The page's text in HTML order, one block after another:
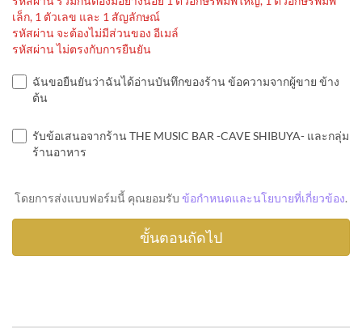
เล็ก, 1 ตัวเลข และ 1 สัญลักษณ์
รหัสผ่าน จะต้องไม่มีส่วนของ อีเมล์
รหัสผ่าน ไม่ตรงกับการยืนยัน
ฉันขอยืนยันว่าฉันได้อ่านบันทึกของร้าน ข้อความจากผู้ขาย ข้าง
ต้น
รับข้อเสนอจากร้าน THE MUSIC BAR -CAVE SHIBUYA- และกลุ่ม
ร้านอาหาร
โดยการส่งแบบฟอร์มนี้ คุณยอมรับ ข้อกำหนดและนโยบายที่เกี่ยวข้อง.